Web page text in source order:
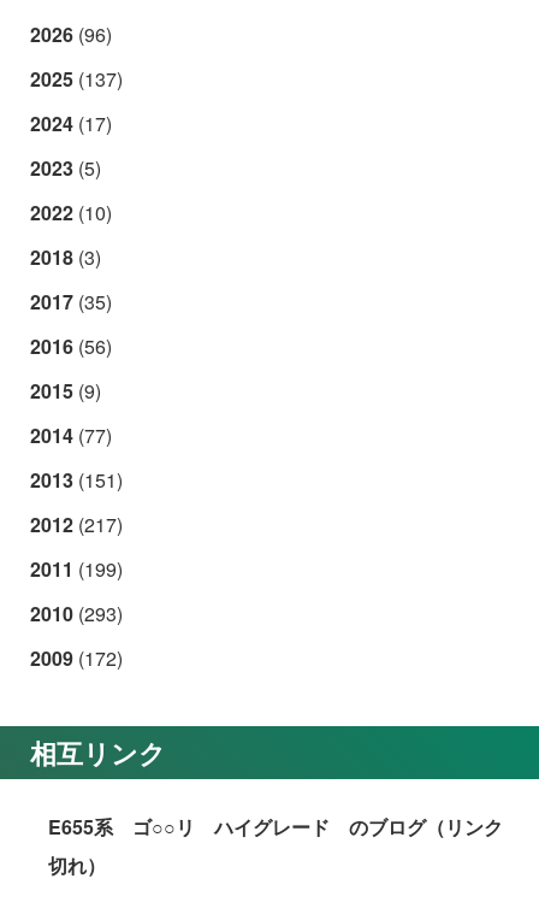
2026 (96)
2025 (137)
2024 (17)
2023 (5)
2022 (10)
2018 (3)
2017 (35)
2016 (56)
2015 (9)
2014 (77)
2013 (151)
2012 (217)
2011 (199)
2010 (293)
2009 (172)
相互リンク
E655系 ゴ○○リ ハイグレード のブログ（リンク
切れ）